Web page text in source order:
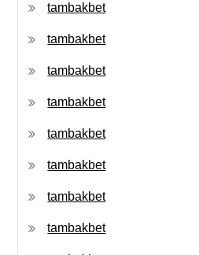
tambakbet
tambakbet
tambakbet
tambakbet
tambakbet
tambakbet
tambakbet
tambakbet